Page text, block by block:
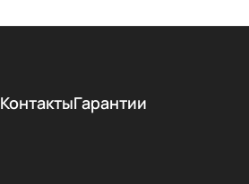
КонтактыГарантии